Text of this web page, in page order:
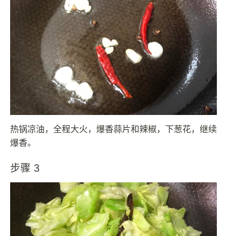
热锅凉油，全程大火，爆香蒜片和辣椒，下葱花，继续
爆香。
步骤 3